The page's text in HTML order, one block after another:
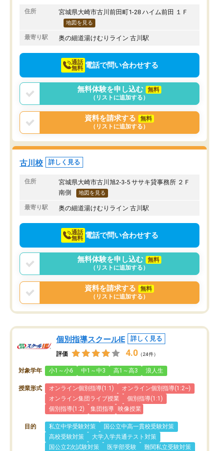
りたいと思える塾です。
住所 宮城県大崎市古川前田町1-28 ハイム前田 １Ｆ
地図を見る
最寄り駅 奥の細道湯けむりライン 古川駅
通話
無料 電話で問い合わせする
無料体験を申し込む
無料
（リストに追加する）
資料を請求する
無料
（リストに追加する）
古川校 詳しく見る
住所
宮城県大崎市古川旭2-3-5 ササキ貸事務所 ２Ｆ
南側
地図を見る
最寄り駅 奥の細道湯けむりライン 古川駅
通話
無料 電話で問い合わせする
無料体験を申し込む
無料
（リストに追加する）
資料を請求する
無料
（リストに追加する）
個別指導スクールIE 詳しく見る
評価 4.0 （24件）
対象学年 小1～小6 中1～中3 高1～高3 浪人生
授業形式 オンライン個別指導(1:1)
オンライン個別指導(1:2~)
オンライン集団ライブ授業
個別指導(1:1)
個別指導(1:2)
集団指導 映像授業
目的 私立中学受験対策
国公立中高一貫校受験対策
高校受験対策
大学入学共通テスト対策
国公立2次試験対策
医学部受験
難関私立受験対策